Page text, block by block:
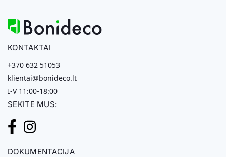
KONTAKTAI
+370 632 51053
klientai@bonideco.lt
I-V 11:00-18:00
SEKITE MUS:
DOKUMENTACIJA